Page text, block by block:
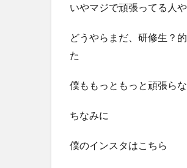
いやマジで頑張ってる人
どうやらまだ、研修生？
た
僕ももっともっと頑張ら
ちなみに
僕のインスタはこちら